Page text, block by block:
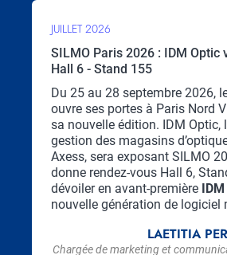
JUILLET 2026
SILMO Paris 2026 : IDM Optic
Hall 6 - Stand 155
Chapo
Du 25 au 28 septembre 2026,
ouvre ses portes à Paris Nord
sa nouvelle édition. IDM Optic,
gestion des magasins
Axess, sera exposant SILMO
donne rendez-vous Hall 6,
dévoiler en avant-première
nouvelle génération de logiciel
LAETITIA
Chargée de marketing et